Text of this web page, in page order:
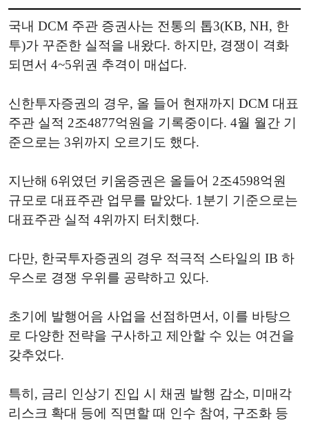
국내 DCM 주관 증권사는 전통의 톱3(KB, NH, 한
투)가 꾸준한 실적을 내왔다. 하지만, 경쟁이 격화
되면서 4~5위권 추격이 매섭다.
신한투자증권의 경우, 올 들어 현재까지 DCM 대표
주관 실적 2조4877억원을 기록중이다. 4월 월간 기
준으로는 3위까지 오르기도 했다.
지난해 6위였던 키움증권은 올들어 2조4598억원
규모로 대표주관 업무를 맡았다. 1분기 기준으로는
대표주관 실적 4위까지 터치했다.
다만, 한국투자증권의 경우 적극적 스타일의 IB 하
우스로 경쟁 우위를 공략하고 있다.
초기에 발행어음 사업을 선점하면서, 이를 바탕으
로 다양한 전략을 구사하고 제안할 수 있는 여건을
갖추었다.
특히, 금리 인상기 진입 시 채권 발행 감소, 미매각
리스크 확대 등에 직면할 때 인수 참여, 구조화 등